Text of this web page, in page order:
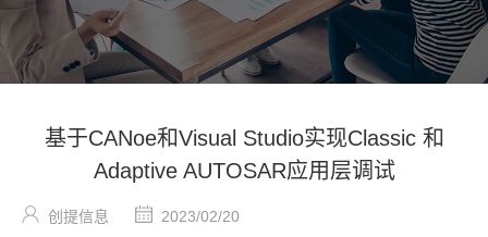
基于CANoe和Visual Studio实现Classic 和
Adaptive AUTOSAR应用层调试
创提信息 2023/02/20